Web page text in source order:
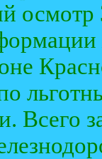
Всего